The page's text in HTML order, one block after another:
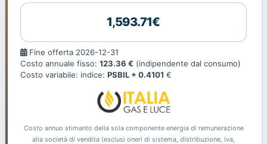
1,593.71€
Fine
offerta
Fine offerta 2026-12-31
Costo annuale fisso: 123.36 € (indipendente dal consumo)
Costo variabile: indice: PSBIL + 0.4101 €
Costo annuo stimanto della sola componente energia di remunerazione
alla società di vendita (esclusi oneri di sistema, distribuzione, iva,